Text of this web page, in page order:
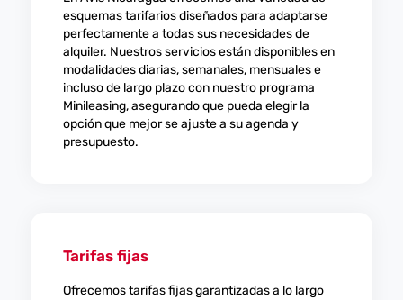
esquemas tarifarios diseñados para adaptarse
perfectamente a todas sus necesidades de
alquiler. Nuestros servicios están disponibles en
modalidades diarias, semanales, mensuales e
incluso de largo plazo con nuestro programa
Minileasing, asegurando que pueda elegir la
opción que mejor se ajuste a su agenda y
presupuesto.
Tarifas fijas
Ofrecemos tarifas fijas garantizadas a lo largo